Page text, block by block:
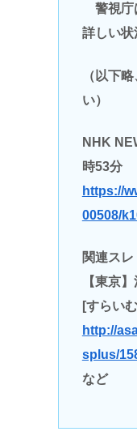
警視庁
詳しい状
（以下
い）
NHK
時53分
https://
00508/
関連スレ
【東京
[すらい
http://
splus/
など